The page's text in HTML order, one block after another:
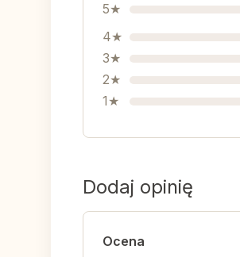
5★
4★
3★
2★
1★
Dodaj opinię
Ocena